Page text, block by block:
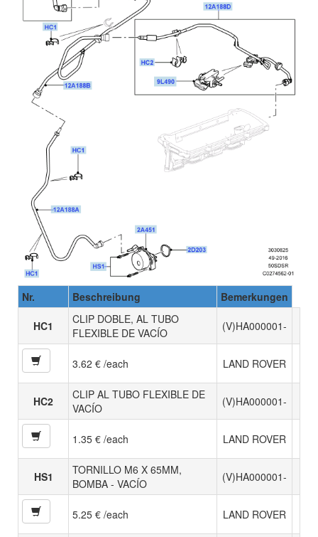
Nr. Beschreibung Bemerkungen
HC1
CLIP DOBLE, AL TUBO
FLEXIBLE DE VACÍO
(V)HA000001-
3.62 € /each LAND ROVER
HC2
CLIP AL TUBO FLEXIBLE DE
VACÍO
(V)HA000001-
1.35 € /each LAND ROVER
HS1
TORNILLO M6 X 65MM,
BOMBA - VACÍO
(V)HA000001-
5.25 € /each LAND ROVER